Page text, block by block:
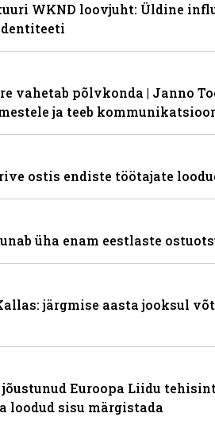
WKND loovjuht: Üldine
vahetab põlvkonda | Janno
ja teeb
ostis endiste töötajate
üha enam eestlaste
järgmise aasta jooksul
Euroopa Liidu
loodud sisu märgistada